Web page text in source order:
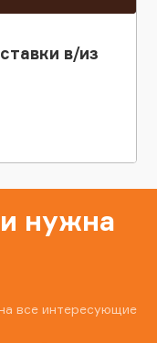
в/из
нужна
все интересующие